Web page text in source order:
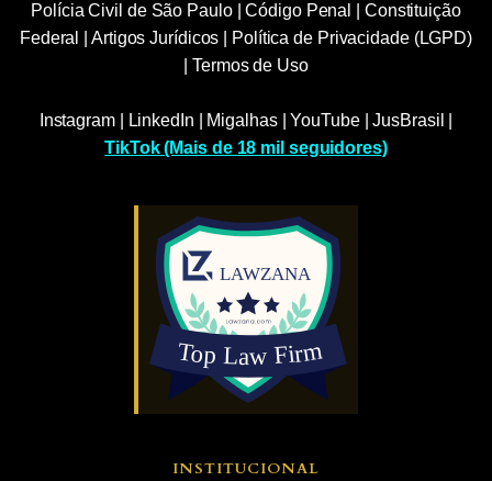
Polícia Civil de São Paulo|Código Penal
Constituição
Federal
Artigos Jurídicos
Política de Privacidade (LGPD)
|Termos de Uso
Instagram| LinkedIn Migalhas|YouTube|JusBrasil
TikTok (Mais de 18 mil seguidores)
INSTITUCIONAL